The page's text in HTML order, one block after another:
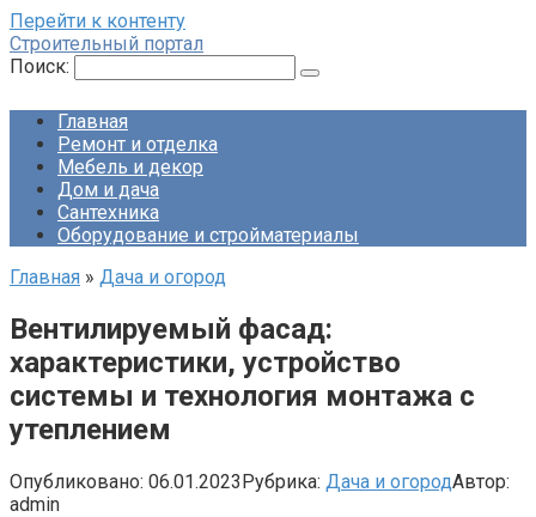
Перейти к контенту
Строительный портал
Поиск:
Главная
Ремонт и отделка
Мебель и декор
Дом и дача
Сантехника
Оборудование и стройматериалы
Главная » Дача и огород
Вентилируемый фасад:
характеристики, устройство
системы и технология монтажа с
утеплением
Опубликовано: 06.01.2023Рубрика: Дача и огородАвтор:
admin